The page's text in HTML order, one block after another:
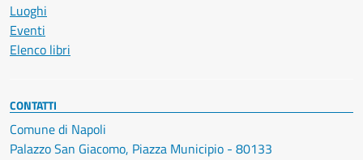
Luoghi
Eventi
Elenco libri
CONTATTI
Comune di Napoli
Palazzo San Giacomo, Piazza Municipio - 80133